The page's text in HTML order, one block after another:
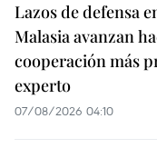
Lazos de defensa
Malasia avanzan
cooperación más
experto
07/08/2026 04:10